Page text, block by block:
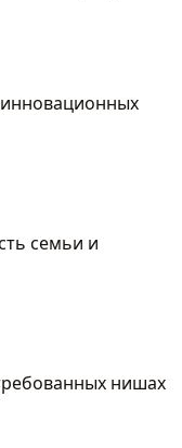
инновационных
семьи и
нишах